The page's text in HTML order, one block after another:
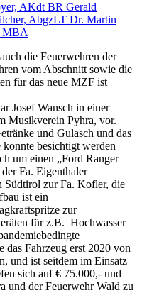
die Feuerwehren der
vom Abschnitt sowie die
für das neue MZF ist
Josef Wansch in einer
Musikverein Pyhra, vor.
und Gulasch und das
konnte besichtigt werden
um einen „Ford Ranger
Fa. Eigenthaler
Südtirol zur Fa. Kofler, die
ist ein
zur
für z.B. Hochwasser
das Fahrzeug erst 2020 von
und ist seitdem im Einsatz
sich auf € 75.000,- und
und der Feuerwehr Wald zu